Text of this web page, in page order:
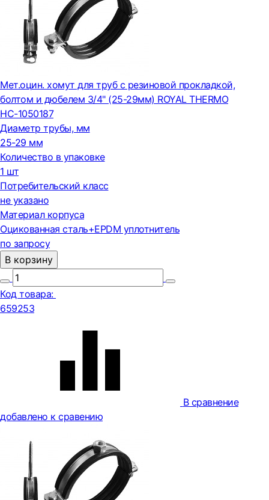
Мет.оцин. хомут для труб с резиновой прокладкой,
болтом и дюбелем 3/4" (25-29мм) ROYAL THERMO
НС-1050187
Диаметр трубы, мм
25-29 мм
Количество в упаковке
1 шт
Потребительский класс
не указано
Материал корпуса
Оцикованная сталь+EPDM уплотнитель
по запросу
В корзину
Код товара:
659253
В сравнение
добавлено к сравению